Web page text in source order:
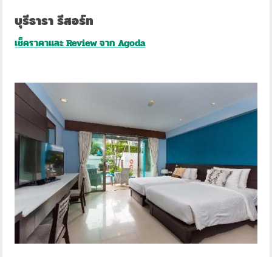
บุรีธารา รีสอร์ท
เช็คราคาและ Review จาก Agoda